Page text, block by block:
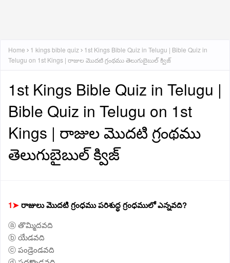
Home 1 kings bible quiz
1st Kings Bible Quiz in Telugu | Bible Quiz in
Telugu on 1st Kings | రాజుల మొదటి గ్రంథము తెలుగుబైబుల్ క్విజ్
1st Kings Bible Quiz in Telugu |
Bible Quiz in Telugu on 1st
Kings | రాజుల మొదటి గ్రంథము
తెలుగుబైబుల్ క్విజ్
1➤రాజులు మొదటి గ్రంధము పరిశుద్ధ గ్రంధములో ఎన్నవది?
ⓐ తొమ్మిదవది
ⓑ యేడవది
ⓒ పండ్రెండవది